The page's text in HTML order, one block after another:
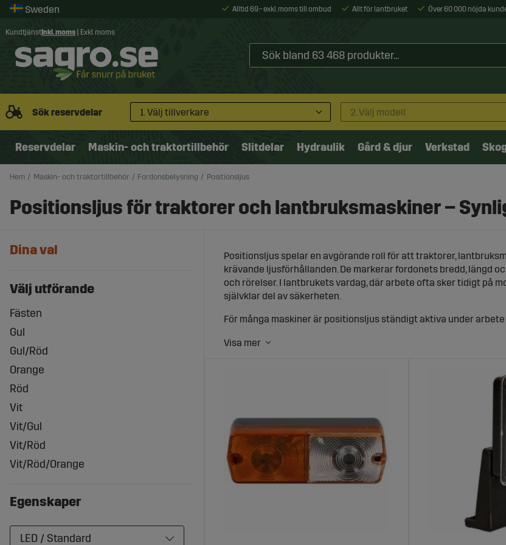
Alltid 69:- exkl. moms till ombud Allt för lantbruket Över 60 000 nöjda
Kundtjänst Inkl. moms Exkl. moms
Sök reservdelar 1. Välj tillverkare 2. Välj modell
Reservdelar Maskin- och traktortillbehör Slitdelar Hydraulik Gård & djur Verkstad
Hem Maskin- och traktortillbehör Fordonsbelysning Positionsljus
Positionsljus för traktorer och lantbruksmaskiner –
Dina val
Välj utförande
Fästen
Gul
Gul/Röd
Orange
Röd
Vit
Vit/Gul
Vit/Röd
Vit/Röd/Orange
Egenskaper
LED / Standard
Positionsljus spelar en avgörande roll för att traktorer,
krävande ljusförhållanden. De markerar fordonets bredd, längd
och rörelser. I lantbrukets vardag, där arbete ofta sker tidigt på
självklar del av säkerheten.
För många maskiner är positionsljus ständigt aktiva under
ekipage där korrekt belysning är avgörande för att minska risken
Vad är positionsljus och varför behövs de?
En vanlig fråga vi får är vad är positionsljus och hur de skiljer
befinner sig, snarare än att lysa upp omgivningen. De sitter
stort fordonet är. Det är särskilt viktigt på breda traktorer, släp
ytterkanterna.
Positionsljus används både vid stillastående och under färd. På
arbete bidrar till att maskinen syns tydligt från alla vinklar. För
väg är rätt positionsljus helt avgörande.
Placering och funktion på traktor, släp och